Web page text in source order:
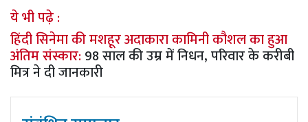
ये भी पढ़े :
हिंदी सिनेमा की मशहूर अदाकारा कामिनी कौशल का हुआ
अंतिम संस्कार:98 साल की उम्र में निधन, परिवार के करीबी
मित्र ने दी जानकारी